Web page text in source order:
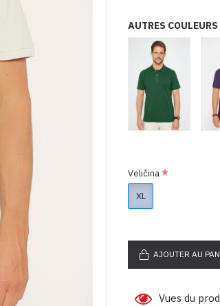
Vues du
Veličina
XL
AJOUTER AU
AUTRES